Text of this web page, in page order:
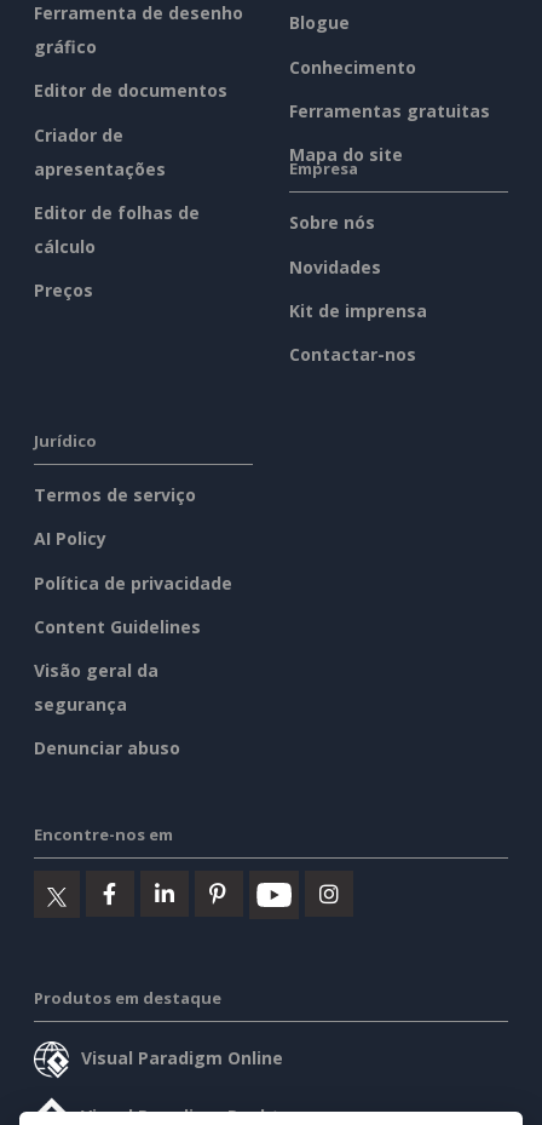
Ferramenta de desenho
gráfico
Editor de documentos
Criador de
apresentações
Editor de folhas de
cálculo
Preços
Blogue
Conhecimento
Ferramentas gratuitas
Mapa do site
Empresa
Sobre nós
Novidades
Kit de imprensa
Contactar-nos
Jurídico
Termos de serviço
AI Policy
Política de privacidade
Content Guidelines
Visão geral da
segurança
Denunciar abuso
Encontre-nos em
Produtos em destaque
Visual Paradigm Online
Visual Paradigm Desktop